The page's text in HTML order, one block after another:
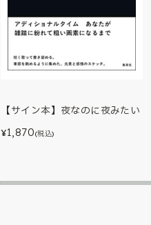
【サイン本】夜なのに夜みたい
¥1,870(税込)